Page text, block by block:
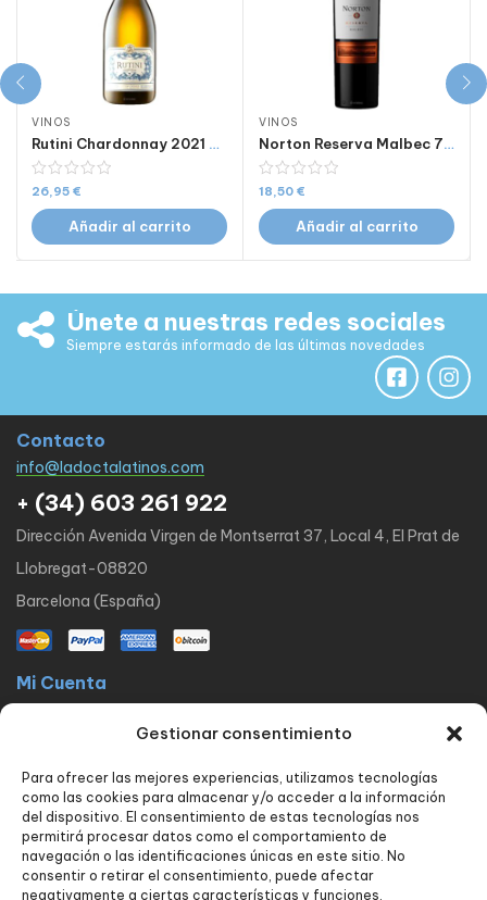
Gestionar consentimiento
Para ofrecer las mejores experiencias, utilizamos tecnologías
como las cookies para almacenar y/o acceder a la información
del dispositivo. El consentimiento de estas tecnologías nos
permitirá procesar datos como el comportamiento de
navegación o las identificaciones únicas en este sitio. No
consentir o retirar el consentimiento, puede afectar
negativamente a ciertas características y funciones.
VINOS
Rutini Chardonnay 2021 750 Ml
26,95 €
Añadir al carrito
VINOS
Norton Reserva Malbec 750 ml
18,50 €
Añadir al carrito
Únete a nuestras redes sociales
Siempre estarás informado de las últimas novedades
Contacto
info@ladoctalatinos.com
+ (34) 603 261 922
Dirección Avenida Virgen de Montserrat 37, Local 4, El Prat de
Llobregat-08820
Barcelona (España)
Mi Cuenta
Políticas
FAQ Avisos legales
Política de privacidad
Política de envío y devoluciones
Política de cookies
Nuestros servicios